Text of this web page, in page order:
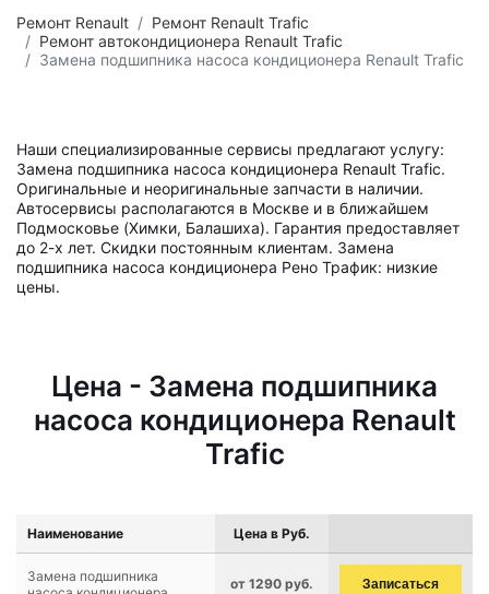
Ремонт Renault
Ремонт Renault Trafic
Ремонт автокондиционера Renault Trafic
Замена подшипника насоса кондиционера Renault Trafic
Наши специализированные сервисы предлагают услугу:
Замена подшипника насоса кондиционера Renault Trafic.
Оригинальные и неоригинальные запчасти в наличии.
Автосервисы располагаются в Москве и в ближайшем
Подмосковье (Химки, Балашиха). Гарантия предоставляет
до 2-х лет. Скидки постоянным клиентам. Замена
подшипника насоса кондиционера Рено Трафик: низкие
цены.
Цена - Замена подшипника
насоса кондиционера Renault
Trafic
Наименование Цена в Руб.
Замена подшипника
от 1290 руб. Записаться